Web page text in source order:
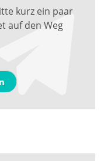
kurz ein paar
auf den Weg